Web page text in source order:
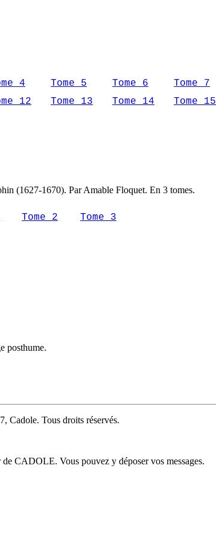
4 Tome 5 Tome 6 Tome 7
12 Tome 13 Tome 14 Tome 15
(1627-1670). Par Amable Floquet. En 3 tomes.
Tome 2 Tome 3
posthume.
Cadole. Tous droits réservés.
CADOLE. Vous pouvez y déposer vos messages.